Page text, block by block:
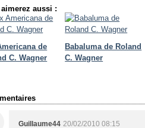
aussi :
de
C. Wagner
Babaluma de Roland
C. Wagner
Guillaume44 20/02/2010 08:15